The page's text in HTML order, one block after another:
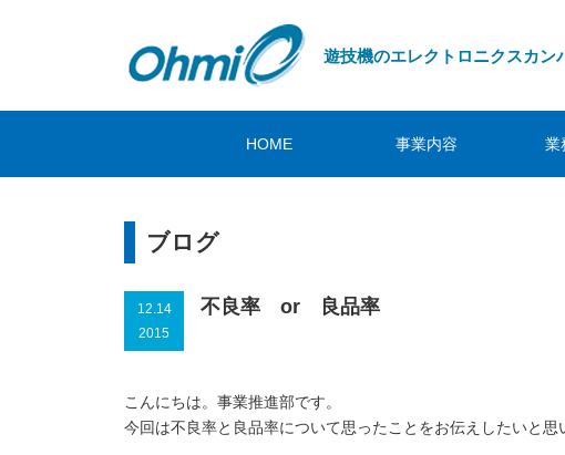
遊技機のエレクトロニクスカン
HOME 事業内容 業
ブログ
12.14
2015
不良率 or 良品率
こんにちは。事業推進部です。
今回は不良率と良品率について思ったことをお伝えしたいと思